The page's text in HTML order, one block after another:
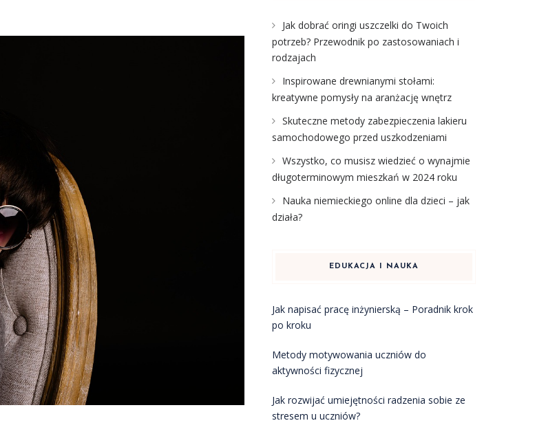
Jak dobrać oringi uszczelki do Twoich
potrzeb? Przewodnik po zastosowaniach i
rodzajach
Inspirowane drewnianymi stołami:
kreatywne pomysły na aranżację wnętrz
Skuteczne metody zabezpieczenia lakieru
samochodowego przed uszkodzeniami
Wszystko, co musisz wiedzieć o wynajmie
długoterminowym mieszkań w 2024 roku
Nauka niemieckiego online dla dzieci – jak
działa?
EDUKACJA I NAUKA
Jak napisać pracę inżynierską – Poradnik krok
po kroku
Metody motywowania uczniów do
aktywności fizycznej
Jak rozwijać umiejętności radzenia sobie ze
stresem u uczniów?